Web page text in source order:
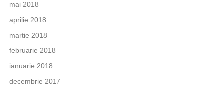
mai 2018
aprilie 2018
martie 2018
februarie 2018
ianuarie 2018
decembrie 2017